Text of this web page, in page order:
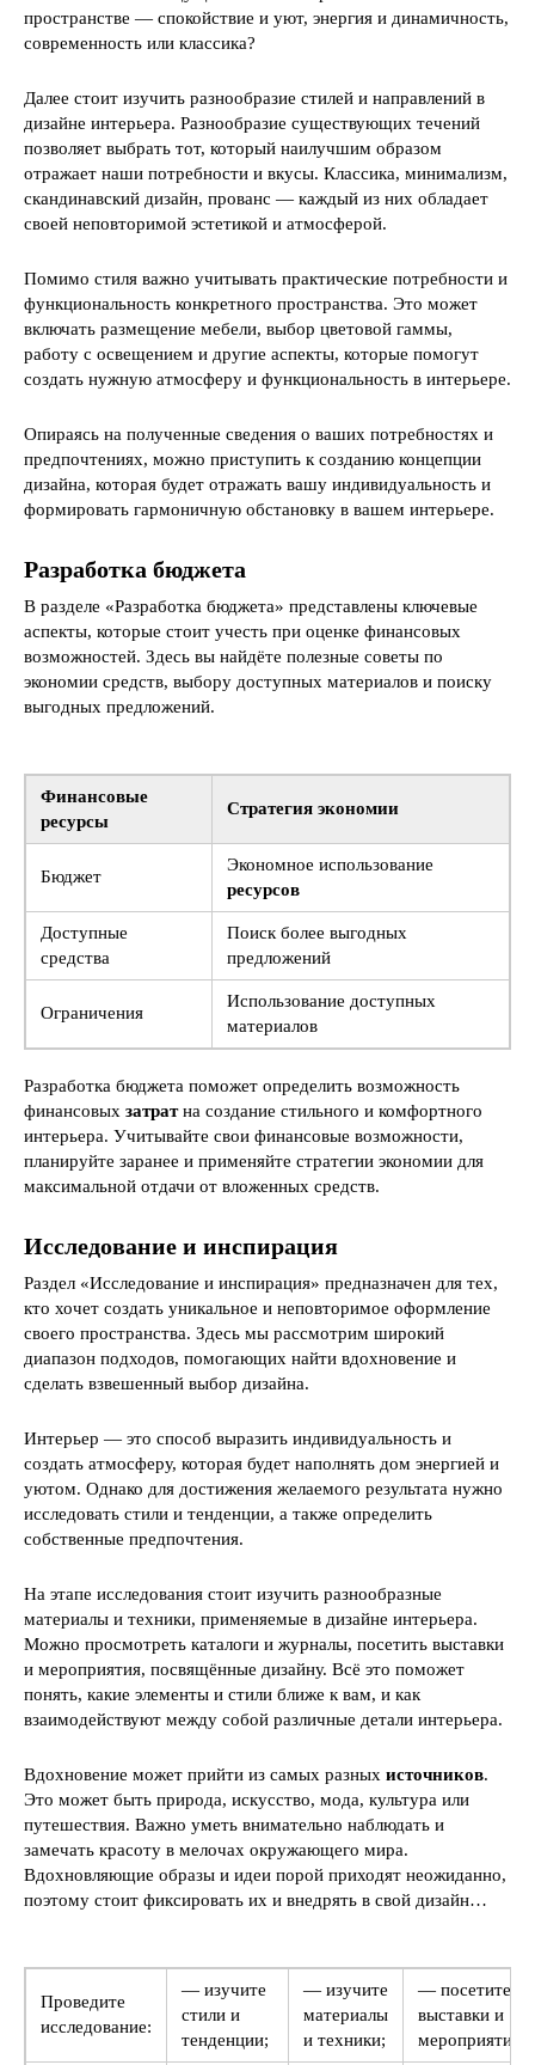
пространстве — спокойствие и уют, энергия и динамичность,
современность или классика?
Далее стоит изучить разнообразие стилей и направлений в
дизайне интерьера. Разнообразие существующих течений
позволяет выбрать тот, который наилучшим образом
отражает наши потребности и вкусы. Классика, минимализм,
скандинавский дизайн, прованс — каждый из них обладает
своей неповторимой эстетикой и атмосферой.
Помимо стиля важно учитывать практические потребности и
функциональность конкретного пространства. Это может
включать размещение мебели, выбор цветовой гаммы,
работу с освещением и другие аспекты, которые помогут
создать нужную атмосферу и функциональность в интерьере.
Опираясь на полученные сведения о ваших потребностях и
предпочтениях, можно приступить к созданию концепции
дизайна, которая будет отражать вашу индивидуальность и
формировать гармоничную обстановку в вашем интерьере.
Разработка бюджета
В разделе «Разработка бюджета» представлены ключевые
аспекты, которые стоит учесть при оценке финансовых
возможностей. Здесь вы найдёте полезные советы по
экономии средств, выбору доступных материалов и поиску
выгодных предложений.
Финансовые
ресурсы
Стратегия экономии
Бюджет
Экономное использование
ресурсов
Доступные
средства
Поиск более выгодных
предложений
Ограничения
Использование доступных
материалов
Разработка бюджета поможет определить возможность
финансовых затратна создание стильного и комфортного
интерьера. Учитывайте свои финансовые возможности,
планируйте заранее и применяйте стратегии экономии для
максимальной отдачи от вложенных средств.
Исследование и инспирация
Раздел «Исследование и инспирация» предназначен для тех,
кто хочет создать уникальное и неповторимое оформление
своего пространства. Здесь мы рассмотрим широкий
диапазон подходов, помогающих найти вдохновение и
сделать взвешенный выбор дизайна.
Интерьер — это способ выразить индивидуальность и
создать атмосферу, которая будет наполнять дом энергией и
уютом. Однако для достижения желаемого результата нужно
исследовать стили и тенденции, а также определить
собственные предпочтения.
На этапе исследования стоит изучить разнообразные
материалы и техники, применяемые в дизайне интерьера.
Можно просмотреть каталоги и журналы, посетить выставки
и мероприятия, посвящённые дизайну. Всё это поможет
понять, какие элементы и стили ближе к вам, и как
взаимодействуют между собой различные детали интерьера.
Вдохновение может прийти из самых разных источников.
Это может быть природа, искусство, мода, культура или
путешествия. Важно уметь внимательно наблюдать и
замечать красоту в мелочах окружающего мира.
Вдохновляющие образы и идеи порой приходят неожиданно,
поэтому стоит фиксировать их и внедрять в свой дизайн…
Проведите
исследование:
— изучите
стили и
тенденции;
— изучите
материалы
и техники;
— посетите
выставки и
мероприятия.